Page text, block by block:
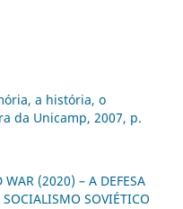
a história, o
da Unicamp, 2007, p.
WAR (2020) – A DEFESA
SOVIÉTICO